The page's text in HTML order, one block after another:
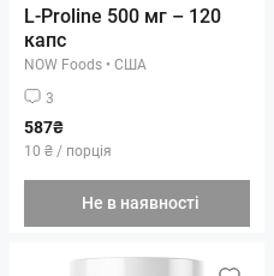
L-Proline 500 мг – 120
капс
NOW Foods • США
3
587₴
10 ₴ / порція
Не в наявності